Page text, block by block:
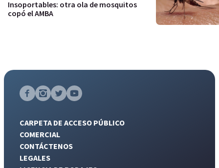
Insoportables: otra ola de mosquitos
copó el AMBA
CARPETA DE ACCESO PÚBLICO
COMERCIAL
CONTÁCTENOS
LEGALES